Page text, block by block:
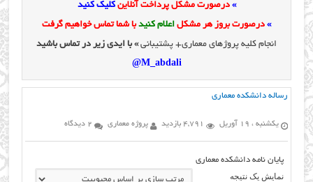
» درصورت مشکل پرداخت آنلاینکلیک کنید
» درصورت بروز هر مشکل اعلام کنیدبا شما تماس خواهیم گرفت
انجام کلیه پروژهای معماری+ پشتیبانی» با ایدی زیر در تماس باشید
M_abdali@
رساله دانشکده معماری
یکشنبه ، 19 آوریل 4,791 بازدید پروژه معماری 2 دیدگاه
پایان نامه دانشکده معماری
نمایش یک نتیجه